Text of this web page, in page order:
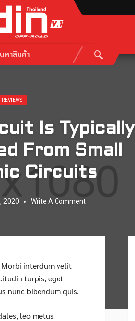
Posted in:
REVIEWS
Is Typically
From Small
Circuits
2020 Write A Comment
Morbi interdum velit
turpis, eget
nunc bibendum quis.
leo metus